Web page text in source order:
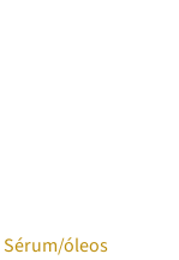
Sérum/óleos